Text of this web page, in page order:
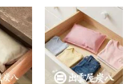
部サイトへ遷移します。
決済期限日にお支払いを完
だいたうえでお申し込みくだ